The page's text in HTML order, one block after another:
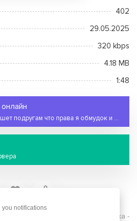
402
29.05.2025
320 kbps
4.18 MB
1:48
Полка - Пишет подругам что права я обмудок и просто конченный
можете скачать mp3 песню Полка -
you notifications